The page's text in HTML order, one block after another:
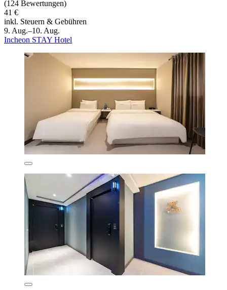
(124 Bewertungen)
41 €
inkl. Steuern & Gebühren
9. Aug.–10. Aug.
Incheon STAY Hotel